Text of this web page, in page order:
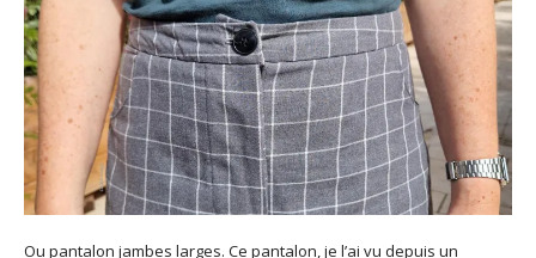
Ou pantalon jambes larges. Ce pantalon, je l’ai vu depuis un